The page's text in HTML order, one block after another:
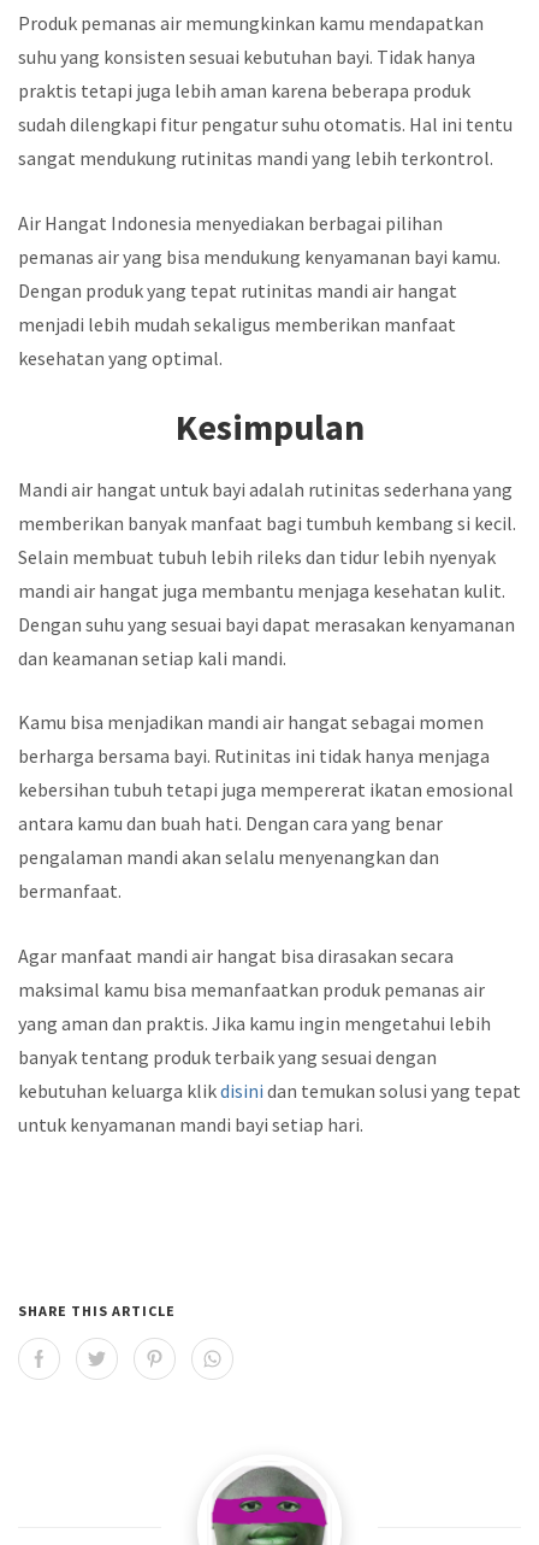
Produk pemanas air memungkinkan kamu mendapatkan
suhu yang konsisten sesuai kebutuhan bayi. Tidak hanya
praktis tetapi juga lebih aman karena beberapa produk
sudah dilengkapi fitur pengatur suhu otomatis. Hal ini tentu
sangat mendukung rutinitas mandi yang lebih terkontrol.
Air Hangat Indonesia menyediakan berbagai pilihan
pemanas air yang bisa mendukung kenyamanan bayi kamu.
Dengan produk yang tepat rutinitas mandi air hangat
menjadi lebih mudah sekaligus memberikan manfaat
kesehatan yang optimal.
Kesimpulan
Mandi air hangat untuk bayi adalah rutinitas sederhana yang
memberikan banyak manfaat bagi tumbuh kembang si kecil.
Selain membuat tubuh lebih rileks dan tidur lebih nyenyak
mandi air hangat juga membantu menjaga kesehatan kulit.
Dengan suhu yang sesuai bayi dapat merasakan kenyamanan
dan keamanan setiap kali mandi.
Kamu bisa menjadikan mandi air hangat sebagai momen
berharga bersama bayi. Rutinitas ini tidak hanya menjaga
kebersihan tubuh tetapi juga mempererat ikatan emosional
antara kamu dan buah hati. Dengan cara yang benar
pengalaman mandi akan selalu menyenangkan dan
bermanfaat.
Agar manfaat mandi air hangat bisa dirasakan secara
maksimal kamu bisa memanfaatkan produk pemanas air
yang aman dan praktis. Jika kamu ingin mengetahui lebih
banyak tentang produk terbaik yang sesuai dengan
kebutuhan keluarga klikdisini dan temukan solusi yang tepat
untuk kenyamanan mandi bayi setiap hari.
SHARE THIS ARTICLE